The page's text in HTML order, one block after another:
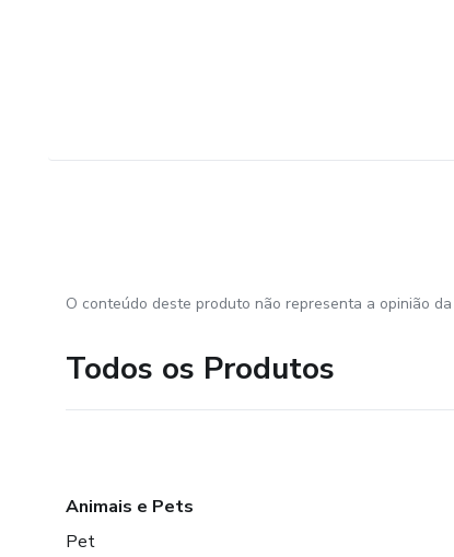
O conteúdo deste produto não representa a opinião
Todos os Produtos
Animais e Pets
Pet